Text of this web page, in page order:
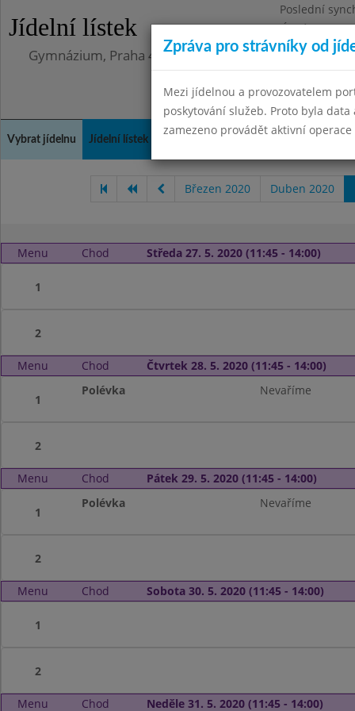
Jídelní lístek
Poslední
Úterý
Gymnázium, Praha 4, Budějovická 680
Vybrat jídelnu Jídelní lístek Kontakty a informace
Březen 2020 Duben 2020
Menu Chod Středa 27. 5. 2020 (11:45 - 14:00)
1
2
Menu Chod Čtvrtek 28. 5. 2020 (11:45 - 14:00)
1
Polévka Nevaříme
2
Menu Chod Pátek 29. 5. 2020 (11:45 - 14:00)
1
Polévka Nevaříme
2
Menu Chod Sobota 30. 5. 2020 (11:45 - 14:00)
1
2
Menu Chod Neděle 31. 5. 2020 (11:45 - 14:00)
Zpráva pro strávníky od
Mezi jídelnou a provozovatelem
poskytování služeb. Proto byla
zamezeno provádět aktivní